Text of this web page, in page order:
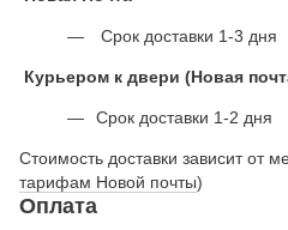
Срок доставки 1-3 дня
Курьером к двери (Новая
Срок доставки 1-2 дня
Стоимость доставки зависит от
тарифам Новой почты)
Оплата